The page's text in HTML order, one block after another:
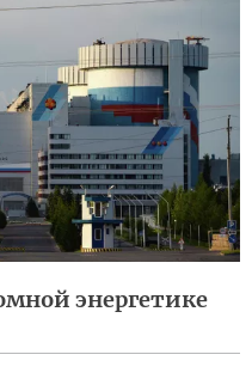
энергетике